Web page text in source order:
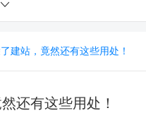
建站，竟然还有这些用处！
还有这些用处！